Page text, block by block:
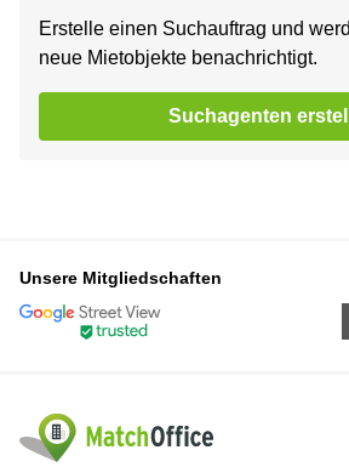
Erstelle einen Suchauftrag und
neue Mietobjekte benachrichtigt.
Suchagenten
Unsere Mitgliedschaften